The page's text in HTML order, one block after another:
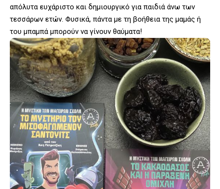
απόλυτα ευχάριστο και δημιουργικό για παιδιά άνω των
τεσσάρων ετών. Φυσικά, πάντα με τη βοήθεια της μαμάς ή
του μπαμπά μπορούν να γίνουν θαύματα!